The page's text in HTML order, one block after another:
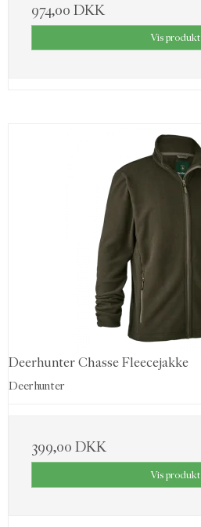
974,00 DKK
Vis produkt
Deerhunter Chasse Fleecejakke
Deerhunter
399,00 DKK
Vis produkt